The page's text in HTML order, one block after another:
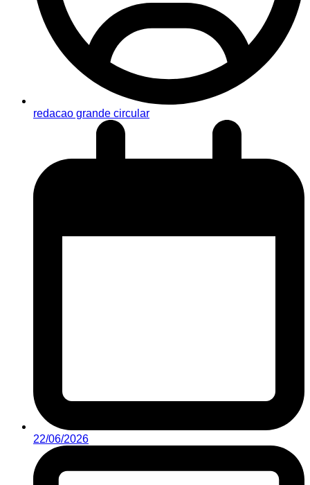
redacao grande circular
22/06/2026